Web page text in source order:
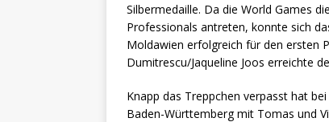
Silbermedaille. Da die World Games
Professionals antreten, konnte sich
Moldawien erfolgreich für den ersten
Dumitrescu/Jaqueline Joos erreichte
Knapp das Treppchen verpasst hat
Baden-Württemberg mit Tomas und